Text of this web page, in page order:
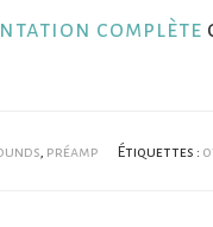
complète
, préamp Étiquettes :